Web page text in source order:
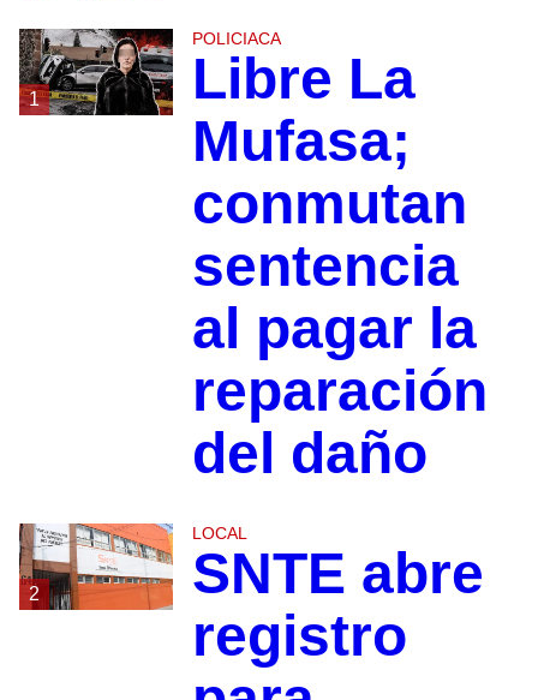
1
POLICIACA
Libre La
Mufasa;
conmutan
sentencia
al pagar la
reparación
del daño
2
LOCAL
SNTE abre
registro